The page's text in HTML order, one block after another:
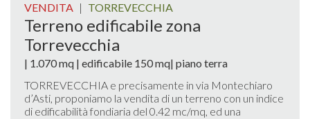
VENDITA | TORREVECCHIA
Terreno edificabile zona
Torrevecchia
| 1.070 mq | edificabile 150 mq| piano terra
TORREVECCHIA e precisamente in via Montechiaro
d’Asti, proponiamo la vendita di un terreno con un indice
di edificabilità fondiaria del 0.42 mc/mq, ed una